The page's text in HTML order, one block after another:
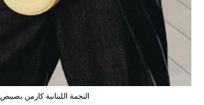
النجمة اللبنانية كارمن بصيبص